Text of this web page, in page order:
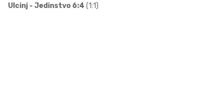
Ulcinj - Jedinstvo 6:4 (1:1)